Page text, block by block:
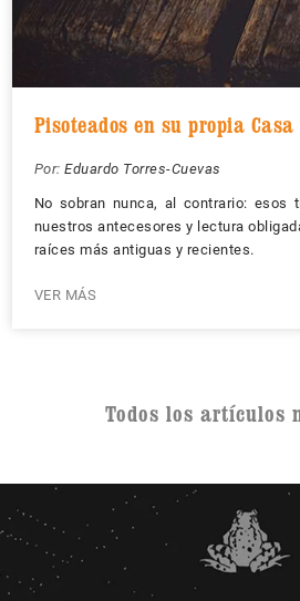
Pisoteados en su propia Casa
Por: Eduardo Torres-Cuevas
No sobran nunca, al contrario: esos
nuestros antecesores y lectura
raíces más antiguas y recientes.
VER MÁS
Todos los artículos